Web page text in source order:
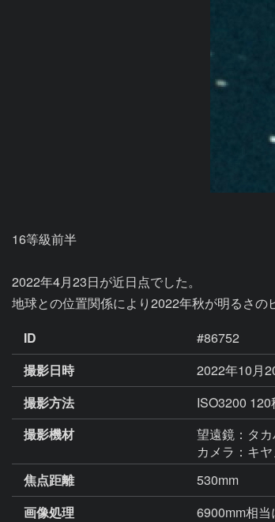
16等級前半
2022年4月23日が近日点でした。
地球との位置関係により2022年秋が明るさの
ID
#86752
撮影日時
2022年10月
撮影方法
ISO3200
撮影機材
望遠鏡：タ
カメラ：キ
焦点距離
530mm
画像処理
6900mm相当